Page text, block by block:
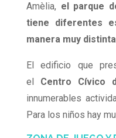
Amèlia, el parque
tiene diferentes
manera muy
El edificio que
el Centro Cívico
innumerables
Para los niños hay